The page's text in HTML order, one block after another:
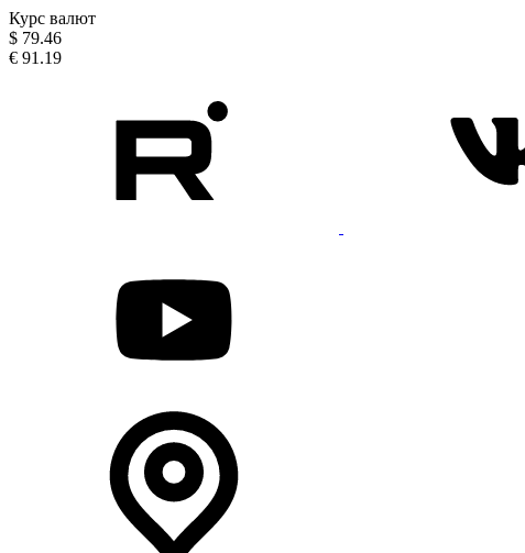
Курс валют
$ 79.46
€ 91.19